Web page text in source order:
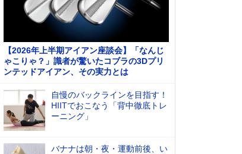
【2026年上半期アイアン座談会】「なんじ
ゃこりゃ？」識者が驚いたコブラの3Dプリ
ンテッドアイアン、その実力とは
自慢のバックラインを目指す！
HIITでおこなう「背中徹底トレ
ーニング」
バナナは朝・夜・運動前後、い